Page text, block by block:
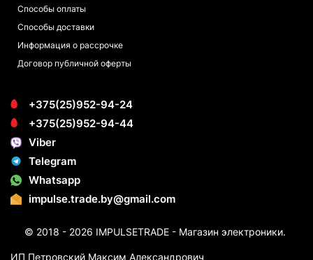
Способы оплаты
Способы доставки
Информация о рассрочке
Договор публичной оферты
+375(25)952-94-24
+375(25)952-94-44
Viber
Telegram
Whatsapp
impulse.trade.by@gmail.com
© 2018 - 2026 IMPULSETRADE - Магазин электроники.
ИП Петровский Максим Александрович